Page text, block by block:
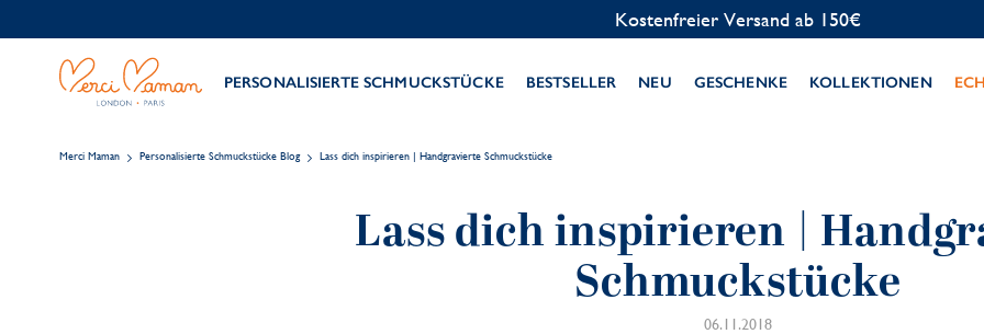
Kostenfreier Versand ab 150€
PERSONALISIERTE SCHMUCKSTÜCKE BESTSELLER NEU GESCHENKE KOLLEKTIONEN
Merci Maman Personalisierte Schmuckstücke Blog Lass dich inspirieren | Handgravierte Schmuckstücke
Lass dich inspirieren |
Schmuckstücke
06.11.2018